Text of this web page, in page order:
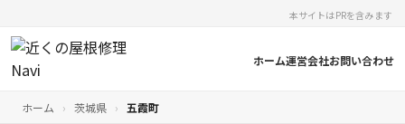
本サイトはPRを含みます
ホーム運営会社お問い合わせ
ホーム › 茨城県 › 五霞町